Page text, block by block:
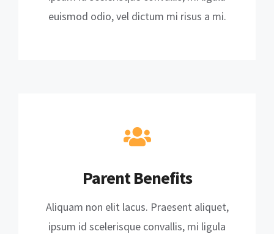
euismod odio, vel dictum mi risus a mi.
Parent Benefits
Aliquam non elit lacus. Praesent aliquet,
ipsum id scelerisque convallis, mi ligula